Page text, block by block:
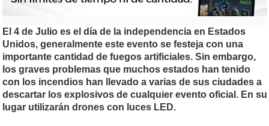
El 4 de Julio es el día de la independencia en Estados
Unidos, generalmente este evento se festeja con una
importante cantidad de fuegos artificiales. Sin embargo,
los graves problemas que muchos estados han tenido
con los incendios han llevado a varias de sus ciudades a
descartar los explosivos de cualquier evento oficial. En su
lugar utilizarán drones con luces LED.